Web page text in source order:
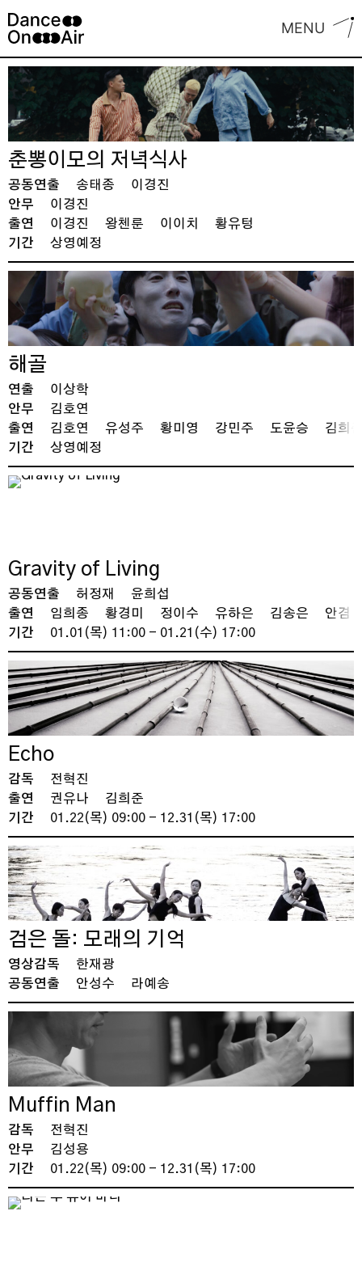
to
content
MENU
춘뽕이모의 저녁식사
공동연출 송태종
이경진
안무
이경진
출연
이경진 왕첸룬 이이치
황유텅
기간
상영예정
해골
연출
이상학
안무
김호연
출연
김호연 유성주 황미영 강민주 도윤승
김희
기간
상영예정
Gravity of Living
공동연출 허정재
윤희섭
출연
임희종 황경미 정이수 유하은 김송은
안겸
기간
01.01(목) 11:00 - 01.21(수) 17:00
Echo
감독
전혁진
출연
권유나
김희준
기간
01.22(목) 09:00 - 12.31(목) 17:00
검은 돌: 모래의 기억
영상감독
한재광
공동연출
안성수 라예송
Muffin Man
감독
전혁진
안무
김성용
기간
01.22(목) 09:00 - 12.31(목) 17:00